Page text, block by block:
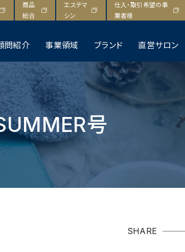
問紹介 事業領域 ブランド 直営サロン
商品
総合
エステマ
シン
仕入・取引希望の事
業者様
号
SHARE